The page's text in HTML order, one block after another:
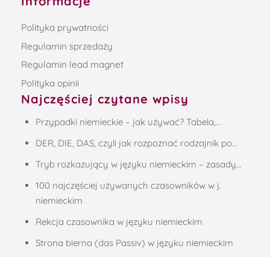
Polityka prywatności
Regulamin sprzedaży
Regulamin lead magnet
Polityka opinii
Najczęściej czytane wpisy
Przypadki niemieckie – jak używać? Tabela,…
DER, DIE, DAS, czyli jak rozpoznać rodzajnik po…
Tryb rozkazujący w języku niemieckim – zasady…
100 najczęściej używanych czasowników w j.
niemieckim
Rekcja czasownika w języku niemieckim
Strona bierna (das Passiv) w języku niemieckim